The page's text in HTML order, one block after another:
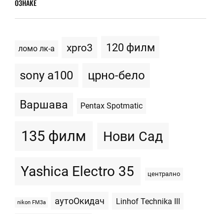
ОЗНАКЕ
ломо лк-а xpro3 120 филм
sony a100 црно-бело
Варшава Pentax Spotmatic
135 филм Нови Сад
Yashica Electro 35 централно
nikon FM3a аутоОкидач Linhof Technika III